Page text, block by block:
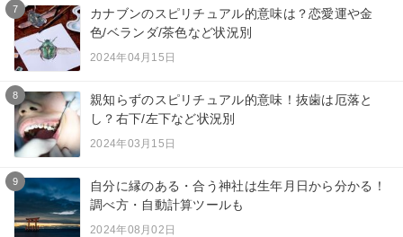
7
カナブンのスピリチュアル的意味は？恋愛運や金
色/ベランダ/茶色など状況別
2024年04月15日
8
親知らずのスピリチュアル的意味！抜歯は厄落と
し？右下/左下など状況別
2024年03月15日
9
自分に縁のある・合う神社は生年月日から分かる！
調べ方・自動計算ツールも
2024年08月02日